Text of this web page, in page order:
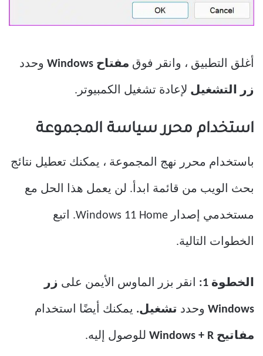
أغلق التطبيق ، وانقر فوق مفتاح Windows وحدد
زر التشغيل لإعادة تشغيل الكمبيوتر.
استخدام محرر سياسة المجموعة
باستخدام محرر نهج المجموعة ، يمكنك تعطيل نتائج
بحث الويب من قائمة ابدأ. لن يعمل هذا الحل مع
مستخدمي إصدار Windows 11 Home. اتبع
الخطوات التالية.
الخطوة 1: انقر بزر الماوس الأيمن على زر
Windows وحدد تشغيل. يمكنك أيضًا استخدام
مفاتيح Windows + R للوصول إليه.